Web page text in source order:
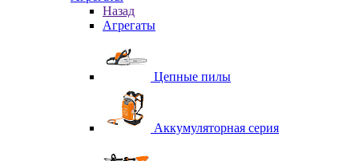
Назад
Агрегаты
Цепные пилы
Аккумуляторная серия